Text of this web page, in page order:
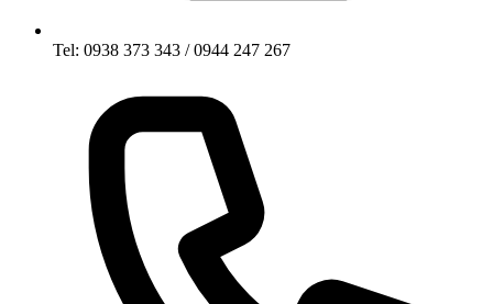
Tel: 0938 373 343 / 0944 247 267